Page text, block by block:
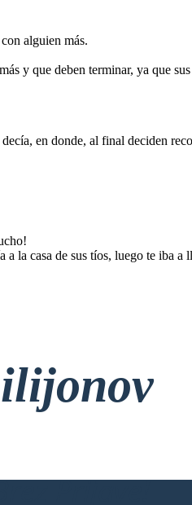
alguien más.
y que deben terminar, ya que
en donde, al final deciden
la casa de sus tíos, luego te iba a
Prijave!